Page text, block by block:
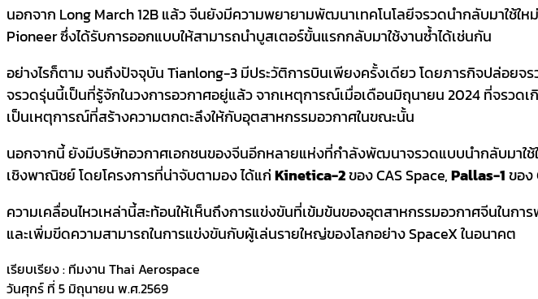
นอกจาก Long March 12B แล้ว จีนยังมีความพยายามพัฒนาเทคโนโลยีจรวดนำกลับมาใช้ใ
Pioneer ซึ่งได้รับการออกแบบให้สามารถนำบูสเตอร์ขั้นแรกกลับมาใช้งานซ้ำได้เช่นกัน
อย่างไรก็ตาม จนถึงปัจจุบัน Tianlong-3 มีประวัติการบินเพียงครั้งเดียว โดยภารกิจปล่อย
จรวดรุ่นนี้เป็นที่รู้จักในวงการอวกาศอยู่แล้ว จากเหตุการณ์เมื่อเดือนมิถุนายน 2024 ที่จรว
เป็นเหตุการณ์ที่สร้างความตกตะลึงให้กับอุตสาหกรรมอวกาศในขณะนั้น
นอกจากนี้ ยังมีบริษัทอวกาศเอกชนของจีนอีกหลายแห่งที่กำลังพัฒนาจรวดแบบนำกลับมาใ
เชิงพาณิชย์ โดยโครงการที่น่าจับตามอง ได้แก่Kinetica-2ของ CAS Space,Pallas-1ของ
ความเคลื่อนไหวเหล่านี้สะท้อนให้เห็นถึงการแข่งขันที่เข้มข้นของอุตสาหกรรมอวกาศจีนใ
และเพิ่มขีดความสามารถในการแข่งขันกับผู้เล่นรายใหญ่ของโลกอย่าง SpaceX ในอนาคต
เรียบเรียง : ทีมงาน Thai Aerospace
วันศุกร์ ที่ 5 มิถุนายน พ.ศ.2569